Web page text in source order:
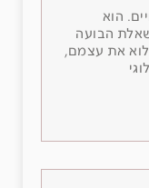
הוא
הבועה
את עצמם,